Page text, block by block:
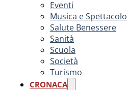
Eventi
Musica e Spettacolo
Salute Benessere
Sanità
Scuola
Società
Turismo
CRONACA